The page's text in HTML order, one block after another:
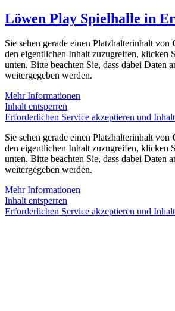
Löwen Play Spielhalle in
Sie sehen gerade einen Platzhalterinhalt von
den eigentlichen Inhalt zuzugreifen, klicken
unten. Bitte beachten Sie, dass dabei Daten
weitergegeben werden.
Mehr Informationen
Inhalt entsperren
Erforderlichen Service akzeptieren und
Sie sehen gerade einen Platzhalterinhalt von
den eigentlichen Inhalt zuzugreifen, klicken
unten. Bitte beachten Sie, dass dabei Daten
weitergegeben werden.
Mehr Informationen
Inhalt entsperren
Erforderlichen Service akzeptieren und